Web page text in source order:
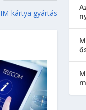
kártya gyártás